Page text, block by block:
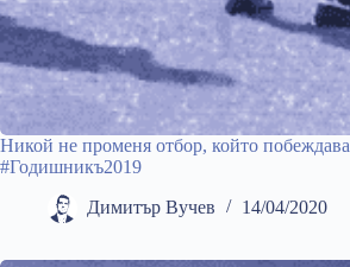
Никой не променя отбор, който побеждава
#Годишникъ2019
Димитър Вучев 14/04/2020